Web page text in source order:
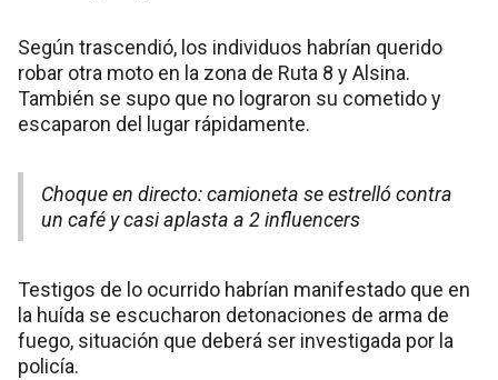
Según trascendió, los individuos habrían querido
robar otra moto en la zona de Ruta 8 y Alsina.
También se supo que no lograron su cometido y
escaparon del lugar rápidamente.
Choque en directo: camioneta se estrelló contra
un café y casi aplasta a 2 influencers
Testigos de lo ocurrido habrían manifestado que en
la huída se escucharon detonaciones de arma de
fuego, situación que deberá ser investigada por la
policía.